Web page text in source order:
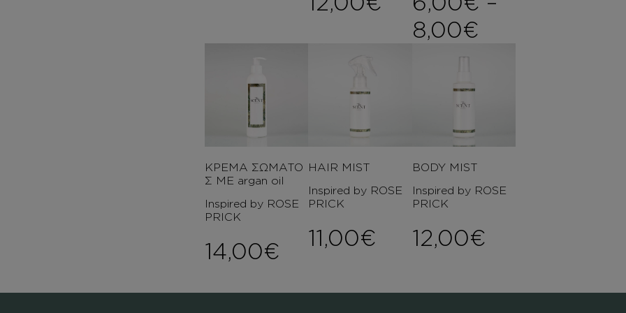
8,00€Price range:
ΚΡΕΜΑ ΣΩΜΑΤΟ
Σ ΜΕ argan oil
Inspired by ROSE
PRICK
14,00€
HAIR MIST
Inspired by ROSE
PRICK
11,00€
BODY MIST
Inspired by ROSE
PRICK
12,00€